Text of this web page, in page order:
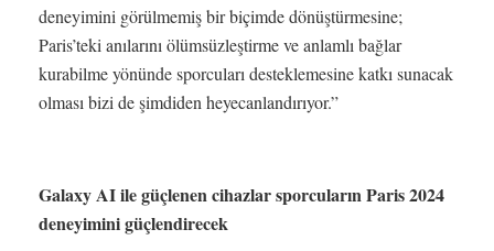
deneyimini görülmemiş bir biçimde dönüştürmesine;
Paris’teki anılarını ölümsüzleştirme ve anlamlı bağlar
kurabilme yönünde sporcuları desteklemesine katkı sunacak
olması bizi de şimdiden heyecanlandırıyor.”
Galaxy AI ile güçlenen cihazlar sporcuların Paris 2024
deneyimini güçlendirecek